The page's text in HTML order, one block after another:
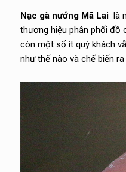
Nạc gà nướng Mã Lailà
thương hiệu phân phối đồ
còn một số ít quý khách
như thế nào và chế biến